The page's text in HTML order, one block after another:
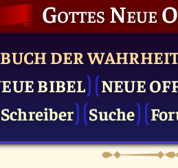
Gottes Neue
DER
BIBEL
NEUE
Suche